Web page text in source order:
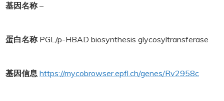
基因名称 –
蛋白名称 PGL/p-HBAD biosynthesis glycosyltransferase
基因信息 https://mycobrowser.epfl.ch/genes/Rv2958c